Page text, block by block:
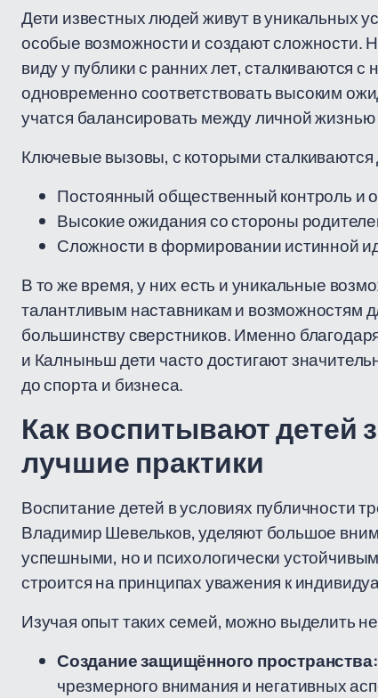
Дети известных людей живут в уникальных
особые возможности и создают сложности.
виду у публики с ранних лет, сталкиваются
одновременно соответствовать высоким
учатся балансировать между личной
Ключевые вызовы, с которыми
Постоянный общественный контроль и
Высокие ожидания со стороны
Сложности в формировании истинной
В то же время, у них есть и уникальные
талантливым наставникам и возможностям
большинству сверстников. Именно
и Калныньш дети часто достигают
до спорта и бизнеса.
Как воспитывают детей
лучшие практики
Воспитание детей в условиях публичности
Владимир Шевельков, уделяют большое
успешными, но и психологически
строится на принципах уважения к
Изучая опыт таких семей, можно выделить
Создание защищённого пространства:
чрезмерного внимания и негативных